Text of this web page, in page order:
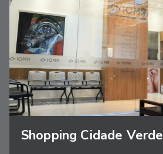
Shopping Cidade Verde